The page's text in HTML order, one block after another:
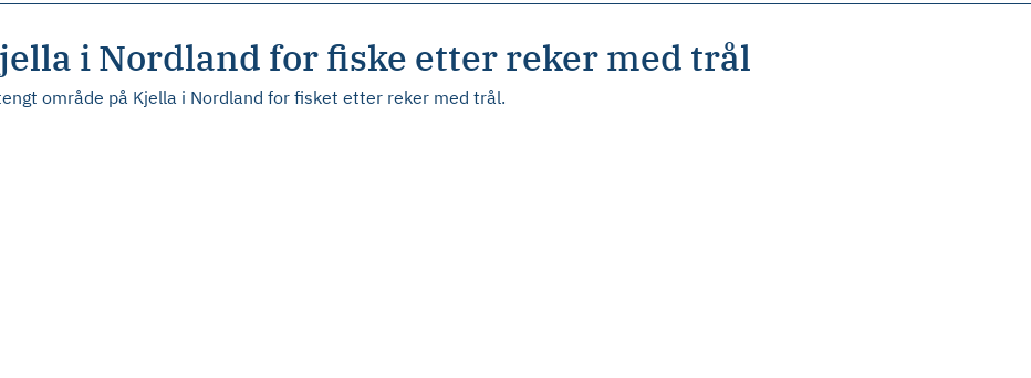
i Nordland for fiske etter reker med trål
område på Kjella i Nordland for fisket etter reker med trål.